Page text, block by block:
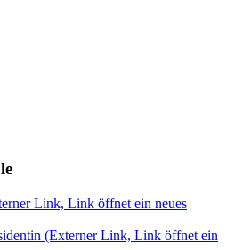
Link, Link öffnet ein neues
(Externer Link, Link öffnet ein